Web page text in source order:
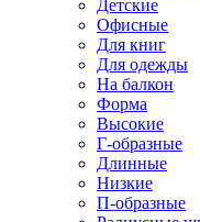
Детские
Офисные
Для книг
Для одежды
На балкон
Форма
Высокие
Г-образные
Длинные
Низкие
П-образные